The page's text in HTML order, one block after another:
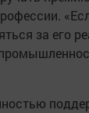
за его